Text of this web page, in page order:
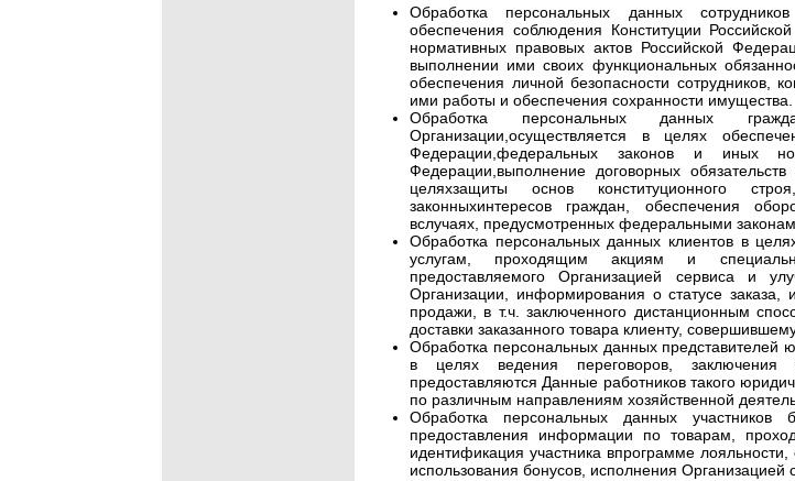
Обработка персональных данных
обеспечения соблюдения Конституции
нормативных правовых актов Российской
выполнении ими своих функциональных
обеспечения личной безопасности сотрудников,
ими работы и обеспечения сохранности имущества.
Обработка персональных данных
Организации,осуществляется в целях
Федерации,федеральных законов и иных
Федерации,выполнение договорных
целяхзащиты основ конституционного
законныхинтересов граждан, обеспечения
вслучаях, предусмотренных федеральными
Обработка персональных данных клиентов в
услугам, проходящим акциям и
предоставляемого Организацией сервиса и
Организации, информирования о статусе заказа,
продажи, в т.ч. заключенного дистанционным
доставки заказанного товара клиенту,
Обработка персональных данных представителей
в целях ведения переговоров,
предоставляются Данные работников такого
по различным направлениям хозяйственной
Обработка персональных данных
предоставления информации по товарам,
идентификация участника впрограмме
использования бонусов, исполнения Организацией